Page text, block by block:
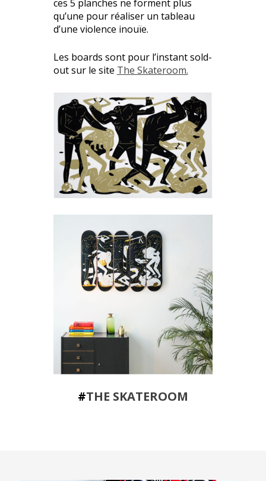
ces 5 planches ne forment plus
qu’une pour réaliser un tableau
d’une violence inouïe.
Les boards sont pour l’instant sold-
out sur le site The Skateroom.
#THE SKATEROOM